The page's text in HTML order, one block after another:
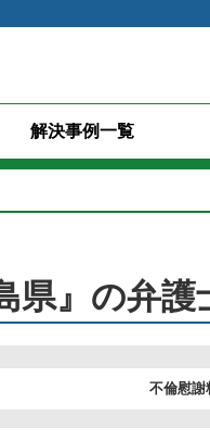
解決事例一覧
県』の弁